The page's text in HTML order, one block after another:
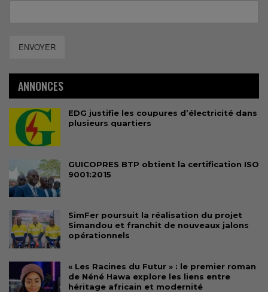
ENVOYER
ANNONCES
EDG justifie les coupures d’électricité dans
plusieurs quartiers
GUICOPRES BTP obtient la certification ISO
9001:2015
SimFer poursuit la réalisation du projet
Simandou et franchit de nouveaux jalons
opérationnels
« Les Racines du Futur » : le premier roman
de Néné Hawa explore les liens entre
héritage africain et modernité